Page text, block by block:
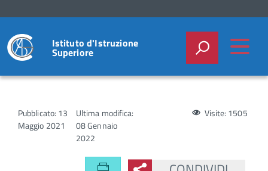
Istituto d'Istruzione
Superiore
Pubblicato: 13
Maggio 2021
Ultima modifica:
08 Gennaio
2022
Visite: 1505